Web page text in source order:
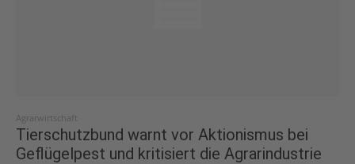
Agrarwirtschaft
Tierschutzbund warnt vor Aktionismus bei
Geflügelpest und kritisiert die Agrarindustrie